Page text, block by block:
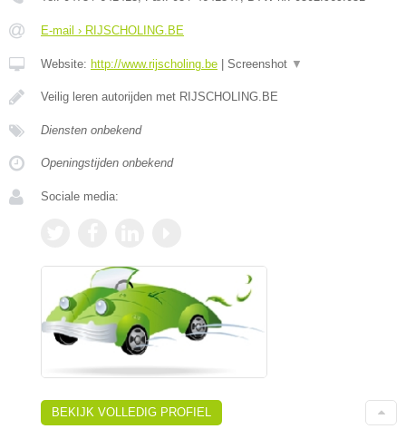
E-mail › RIJSCHOLING.BE
Website: http://www.rijscholing.be Screenshot ▼
Veilig leren autorijden met RIJSCHOLING.BE
Diensten onbekend
Openingstijden onbekend
Sociale media:
BEKIJK VOLLEDIG PROFIEL